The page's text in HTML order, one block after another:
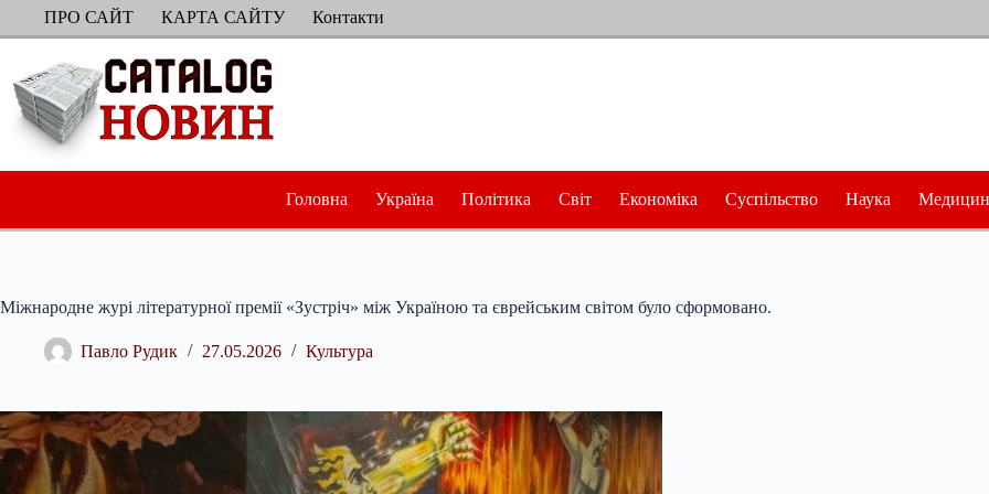
ПерейтиПРО САЙТ КАРТА САЙТУ Контакти
Головна Україна Політика Світ Економіка Суспільство Наука
Міжнародне журі літературної премії «Зустріч» між Україною та єврейським світом було сформовано.
Павло Рудик 27.05.2026 Культура